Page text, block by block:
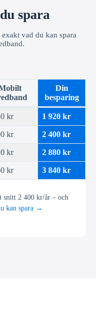
spara
vad du kan spara
Din
besparing
kr 1 920 kr
kr 2 400 kr
kr 2 880 kr
kr 3 840 kr
snitt 2 400 kr/år – och
kan spara →